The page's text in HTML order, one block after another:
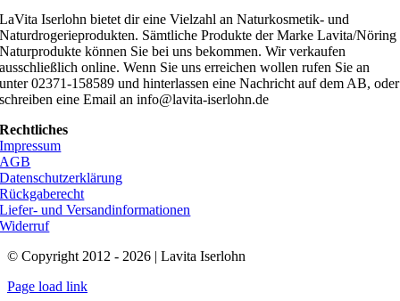
LaVita Iserlohn bietet dir eine Vielzahl an Naturkosmetik- und
Naturdrogerieprodukten. Sämtliche Produkte der Marke Lavita/Nöring
Naturprodukte können Sie bei uns bekommen. Wir verkaufen
ausschließlich online. Wenn Sie uns erreichen wollen rufen Sie an
unter 02371-158589 und hinterlassen eine Nachricht auf dem AB, oder
schreiben eine Email an info@lavita-iserlohn.de
Rechtliches
Impressum
AGB
Datenschutzerklärung
Rückgaberecht
Liefer- und Versandinformationen
Widerruf
© Copyright 2012 - 2026 | Lavita Iserlohn
Page load link